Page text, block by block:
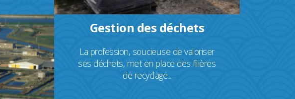
Gestion des déchets
La profession, soucieuse de valoriser
ses déchets, met en place des filières
de recyclage...